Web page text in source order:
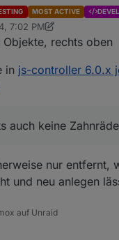
MOST ACTIVE
7:02 PM
Aug 3, 2024, 9:09 PM
Objekte, rechts oben
in js-controller 6.0.x
auch keine
nur entfernt,
und neu anlegen
auf Unraid